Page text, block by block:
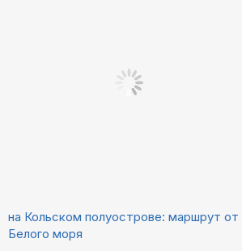
на Кольском полуострове: маршрут
Белого моря